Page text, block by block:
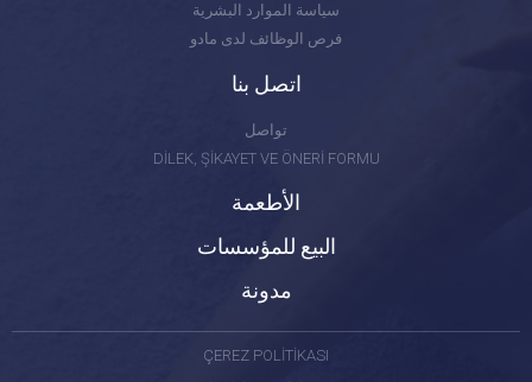
سياسة الموارد البشرية
فرص الوظائف لدى مادو
اتصل بنا
تواصل
DİLEK, ŞİKAYET VE ÖNERİ FORMU
الأطعمة
البيع للمؤسسات
مدونة
ÇEREZ POLİTİKASI